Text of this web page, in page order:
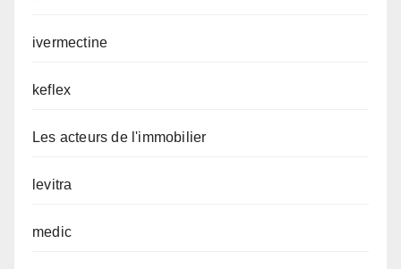
ivermectine
keflex
Les acteurs de l'immobilier
levitra
medic